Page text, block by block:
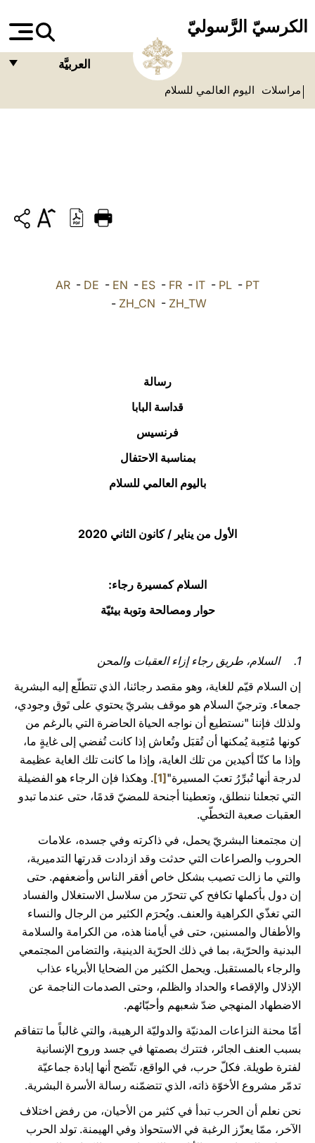
الكرسيّ الرَّسوليّ
العربيَّة
DEUTSCH
العربيّة
مراسلات اليوم العالمي للسلام
AR - DE - EN - ES - FR - IT - PL - PT
- ZH_CN - ZH_TW
رسالة
قداسة البابا
فرنسيس
بمناسبة الاحتفال
باليوم العالمي للسلام
الأول من يناير / كانون الثاني 2020
السلام كمسيرة رجاء:
حوار ومصالحة وتوبة بيئيّة
1. السلام، طريق رجاء إزاء العقبات والمحن
إن السلام قيّم للغاية، وهو مقصد رجائنا، الذي تتطلّع إليه البشرية
جمعاء. وترجيّ السلام هو موقف بشريّ يحتوي على تَوق وجودي،
ولذلك فإننا "نستطيع أن نواجه الحياة الحاضرة التي بالرغم من
كونها مُتعِبة يُمكنها أن تُقبَل وتُعاش إذا كانت تُفضي إلى غايةٍ ما،
وإذا ما كنّا أكيدين من تلك الغاية، وإذا ما كانت تلك الغاية عظيمة
لدرجة أنها تُبرِّرُ تعبَ المسيرة"[1]
. وهكذا فإن الرجاء هو الفضيلة
التي تجعلنا ننطلق، وتعطينا أجنحة للمضيّ قدمًا، حتى عندما تبدو
العقبات صعبة التخطّي.
إن مجتمعنا البشريّ يحمل، في ذاكرته وفي جسده، علامات
الحروب والصراعات التي حدثت وقد ازدادت قدرتها التدميرية،
والتي ما زالت تصيب بشكل خاص أفقر الناس وأضعفهم. حتى
إن دول بأكملها تكافح كي تتحرّر من سلاسل الاستغلال والفساد
التي تغذّي الكراهية والعنف. ويُحرَم الكثير من الرجال والنساء
والأطفال والمسنين، حتى في أيامنا هذه، من الكرامة والسلامة
البدنية والحرّية، بما في ذلك الحرّية الدينية، والتضامن المجتمعي
والرجاء بالمستقبل. ويحمل الكثير من الضحايا الأبرياء عذاب
الإذلال والإقصاء والحداد والظلم، وحتى الصدمات الناجمة عن
الاضطهاد المنهجي ضدّ شعبهم وأحبّائهم.
أمّا محنة النزاعات المدنيّة والدوليّة الرهيبة، والتي غالباً ما تتفاقم
بسبب العنف الجائر، فتترك بصمتها في جسد وروح الإنسانية
لفترة طويلة. فكلّ حرب، في الواقع، تتّضح أنها إبادة جماعيّة
تدمّر مشروع الأخوّة ذاته، الذي تتضمّنه رسالة الأسرة البشرية.
نحن نعلم أن الحرب تبدأ في كثير من الأحيان، من رفض اختلاف
الآخر، ممّا يعزّز الرغبة في الاستحواذ وفي الهيمنة. تولد الحرب